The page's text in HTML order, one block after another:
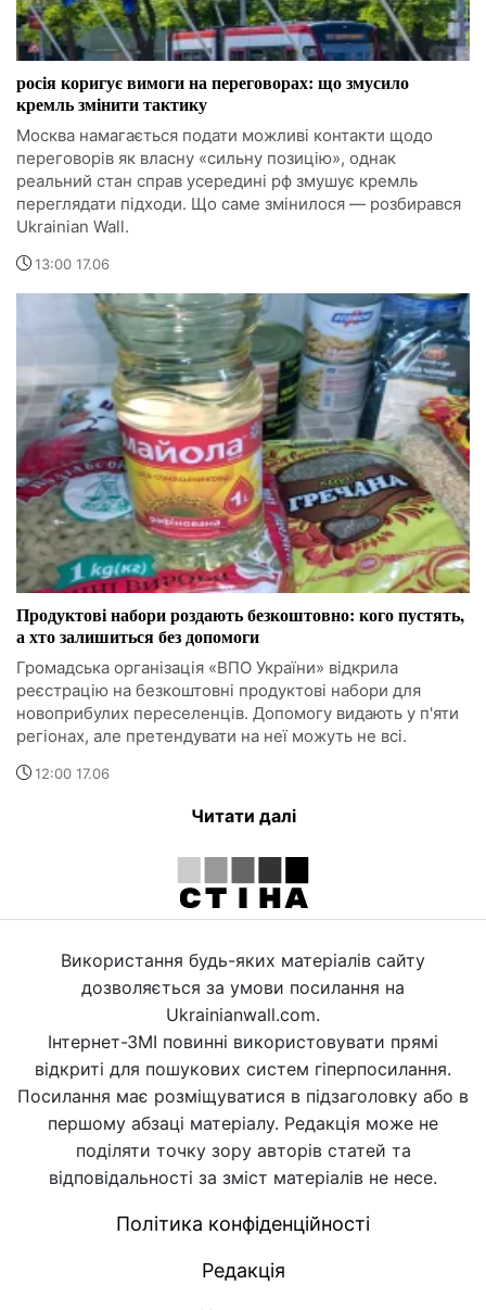
росія коригує вимоги на переговорах: що змусило
кремль змінити тактику
Москва намагається подати можливі контакти щодо
переговорів як власну «сильну позицію», однак
реальний стан справ усередині рф змушує кремль
переглядати підходи. Що саме змінилося — розбирався
Ukrainian Wall.
13:00 17.06
Продуктові набори роздають безкоштовно: кого пустять,
а хто залишиться без допомоги
Громадська організація «ВПО України» відкрила
реєстрацію на безкоштовні продуктові набори для
новоприбулих переселенців. Допомогу видають у п'яти
регіонах, але претендувати на неї можуть не всі.
12:00 17.06
Читати далі
Використання будь-яких матеріалів сайту
дозволяється за умови посилання на
Ukrainianwall.com.
Інтернет-ЗМІ повинні використовувати прямі
відкриті для пошукових систем гіперпосилання.
Посилання має розміщуватися в підзаголовку або в
першому абзаці матеріалу. Редакція може не
поділяти точку зору авторів статей та
відповідальності за зміст матеріалів не несе.
Політика конфіденційності
Редакція